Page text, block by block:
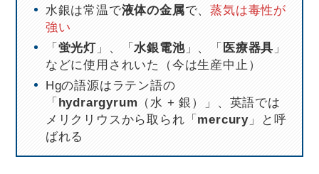
水銀は常温で液体の金属で、蒸気は毒性が
強い
「 蛍光灯 」、「水銀電池」、「 医療器具 」
などに使用されいた（今は生産中止）
Hgの語源はラテン語の
「 hydrargyrum （水 + 銀）」、英語では
メリクリウスから取られ「 mercury 」と呼
ばれる